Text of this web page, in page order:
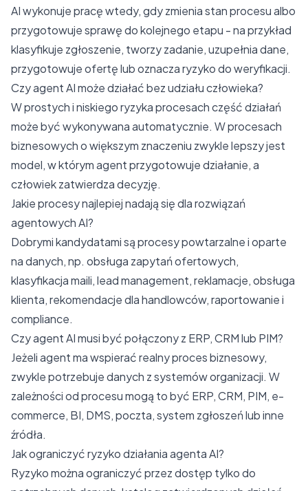
AI wykonuje pracę wtedy, gdy zmienia stan procesu albo
przygotowuje sprawę do kolejnego etapu - na przykład
klasyfikuje zgłoszenie, tworzy zadanie, uzupełnia dane,
przygotowuje ofertę lub oznacza ryzyko do weryfikacji.
Czy agent AI może działać bez udziału człowieka?
W prostych i niskiego ryzyka procesach część działań
może być wykonywana automatycznie. W procesach
biznesowych o większym znaczeniu zwykle lepszy jest
model, w którym agent przygotowuje działanie, a
człowiek zatwierdza decyzję.
Jakie procesy najlepiej nadają się dla rozwiązań
agentowych AI?
Dobrymi kandydatami są procesy powtarzalne i oparte
na danych, np. obsługa zapytań ofertowych,
klasyfikacja maili, lead management, reklamacje, obsługa
klienta, rekomendacje dla handlowców, raportowanie i
compliance.
Czy agent AI musi być połączony z ERP, CRM lub PIM?
Jeżeli agent ma wspierać realny proces biznesowy,
zwykle potrzebuje danych z systemów organizacji. W
zależności od procesu mogą to być ERP, CRM, PIM, e-
commerce, BI, DMS, poczta, system zgłoszeń lub inne
źródła.
Jak ograniczyć ryzyko działania agenta AI?
Ryzyko można ograniczyć przez dostęp tylko do